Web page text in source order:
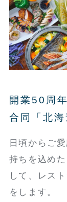
開業50周
合同「北
日頃からご
持ちを込め
して、レス
をします。